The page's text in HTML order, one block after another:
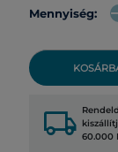
Mennyiség:
local_shipping 60.000